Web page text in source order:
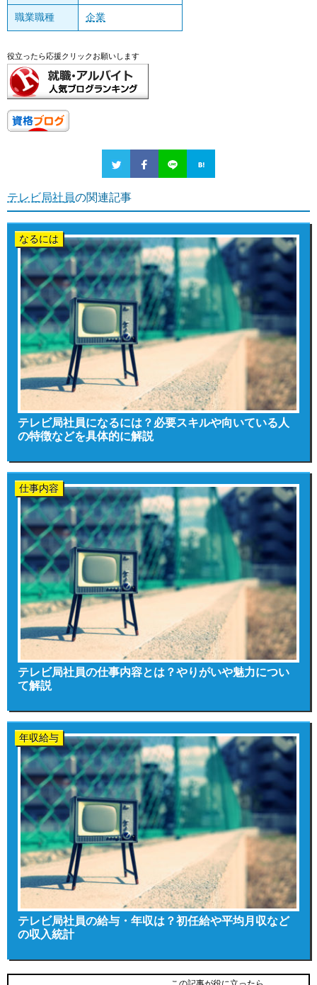
職業職種 企業
役立ったら応援クリックお願いします
テレビ局社員の関連記事
なるには
テレビ局社員になるには？必要スキルや向いている人
の特徴などを具体的に解説
仕事内容
テレビ局社員の仕事内容とは？やりがいや魅力につい
て解説
年収給与
テレビ局社員の給与・年収は？初任給や平均月収など
の収入統計